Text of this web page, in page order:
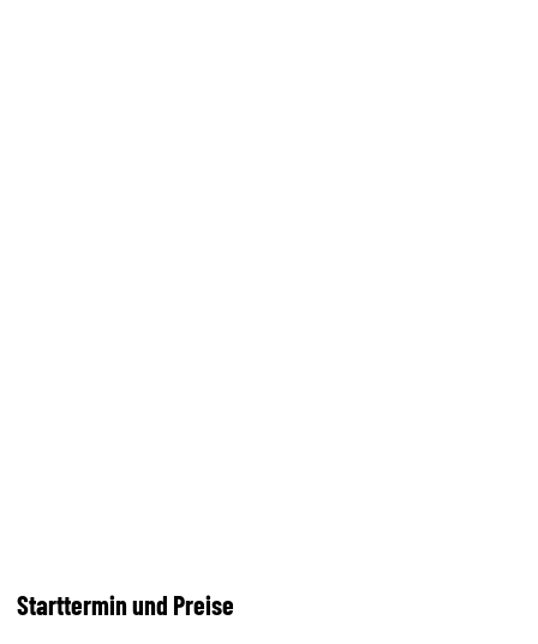
Starttermin und Preise